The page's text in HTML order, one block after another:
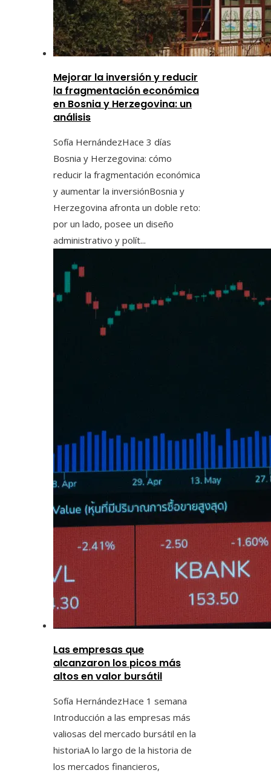
Mejorar la inversión y reducir
la fragmentación económica
en Bosnia y Herzegovina: un
análisis
Sofía HernándezHace 3 días
Bosnia y Herzegovina: cómo
reducir la fragmentación económica
y aumentar la inversiónBosnia y
Herzegovina afronta un doble reto:
por un lado, posee un diseño
administrativo y polít...
Las empresas que
alcanzaron los picos más
altos en valor bursátil
Sofía HernándezHace 1 semana
Introducción a las empresas más
valiosas del mercado bursátil en la
historiaA lo largo de la historia de
los mercados financieros,